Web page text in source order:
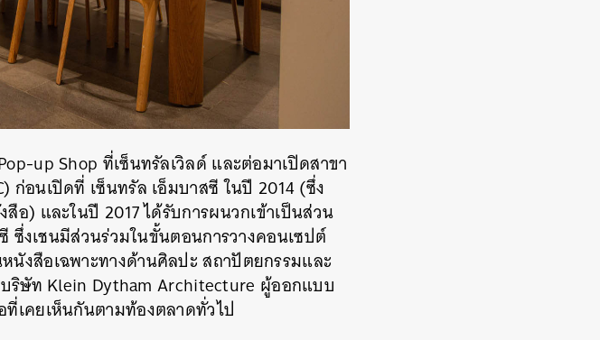
up Shop ที่เซ็นทรัลเวิลด์ และต่อมาเปิดสาขา
อนเปิดที่ เซ็นทรัล เอ็มบาสซี ในปี 2014 (ซึ่ง
อ) และในปี 2017 ได้รับการผนวกเข้าเป็นส่วน
ซึ่งเชนมีส่วนร่วมในขั้นตอนการวางคอนเซปต์
งสือเฉพาะทางด้านศิลปะ สถาปัตยกรรมและ
ริษัท Klein Dytham Architecture ผู้ออกแบบ
เคยเห็นกันตามท้องตลาดทั่วไป